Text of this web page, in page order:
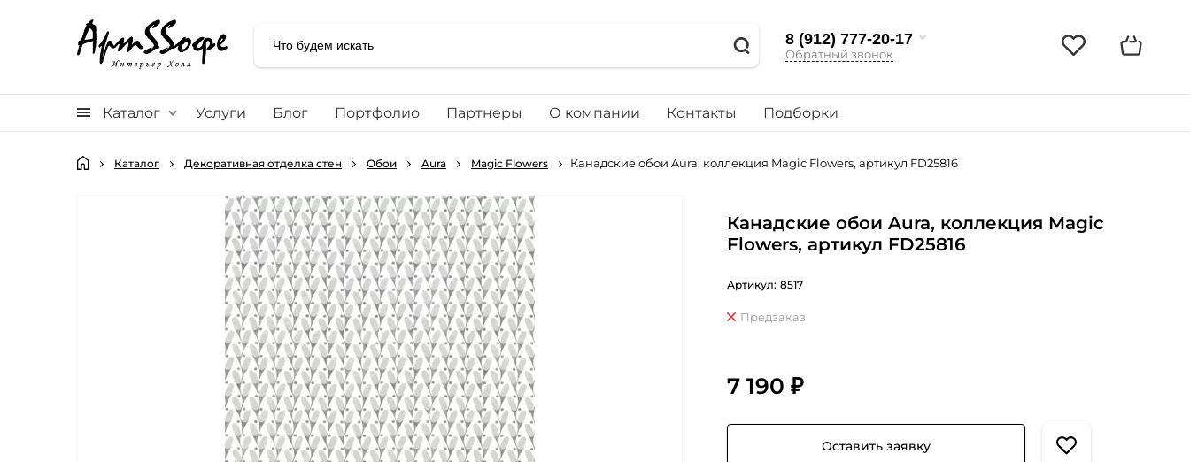
8 (912) 777-20-17
Обратный звонок
Каталог Услуги Блог Портфолио Партнеры О компании Контакты Подборки
Каталог Декоративная отделка стен Обои Aura Magic Flowers Канадские обои Aura, коллекция Magic Flowers, артикул FD25816
Канадские обои Aura, коллекция Magic
Flowers, артикул FD25816
Артикул: 8517
Предзаказ
7 190 ₽
Оставить заявку